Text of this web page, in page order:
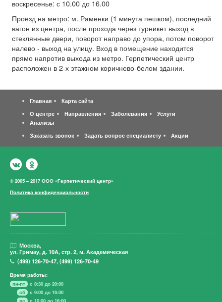
воскресенье: с 10.00 до 16.00
Проезд на метро: м. Раменки (1 минута пешком), последний
вагон из центра, после прохода через турникет выход в
стеклянные двери, поворот направо до упора, потом поворот
налево - выход на улицу. Вход в помещение находится
прямо напротив выхода из метро. Герпетический центр
расположен в 2-х этажном коричнево-белом здании.
Главная
Карта сайта
О центре
Направления Заболевания
Услуги
Анализы
Заказать звонок
Задать вопрос специалисту Акции
© 2005 – 2017 ООО «Герпетический центр»
Политика конфиденциальности
Москва,
ул. Гримау, д. 10А, стр. 2, м. Академическая
(499)126-70-47,(499)126-70-49
Время работы:
пн-пт
с 8:30 до 20:00
сб
с 9:00 до 16:00
вс
с 10:00 до 16:00